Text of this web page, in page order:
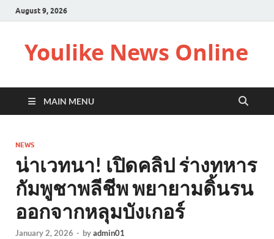
August 9, 2026
Youlike News Online
MAIN MENU
NEWS
น่าเวทนา! เปิดคลิป ร่างทหาร
กัมพูชาพลีชีพ พยายามดิ้นรน
ออกจากหลุมบังเกอร์
January 2, 2026 - byadmin01